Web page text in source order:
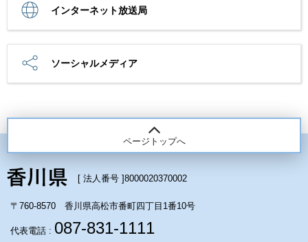
インターネット放送局
ソーシャルメディア
ページトップへ
[ 法人番号 ]8000020370002
〒760-8570 香川県高松市番町四丁目1番10号
代表電話 : 087-831-1111